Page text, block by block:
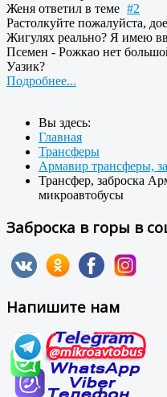
Женя ответил в теме #2
Растолкуйте пожалуйста,
Жигулях реально? Я имею
Псемен - Рожкао нет
Уазик?
Подробнее...
Вы здесь:
Главная
Трансферы
Армавир трансферы,
Трансфер, заброска
микроавтобусы
Заброска в горы в
Напишите нам